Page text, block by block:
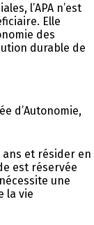
l’APA n’est
Elle
des
durable de
d’Autonomie,
ans et résider en
est réservée
une
la vie